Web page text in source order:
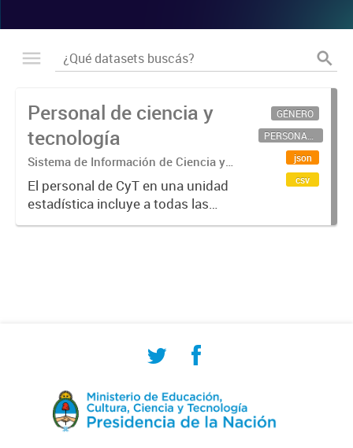
Personal de ciencia y
tecnología
Sistema de Información de Ciencia y
Tecnología Argentino (SICYTAR)
El personal de CyT en una unidad
estadística incluye a todas las
personas involucradas
GÉNERO
PERSONAL CIENTÍFICO-TECNOLÓGICO
json
csv